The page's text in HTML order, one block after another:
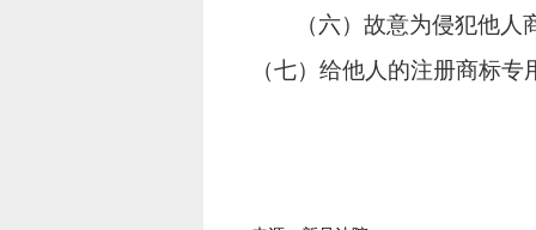
（六）故意为侵犯他
（七）给他人的注册商标